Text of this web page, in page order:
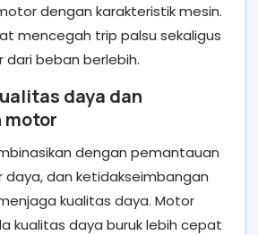
dengan karakteristik mesin.
mencegah trip palsu sekaligus
beban berlebih.
daya dan
motor
dengan pemantauan
daya, dan ketidakseimbangan
kualitas daya. Motor
kualitas daya buruk lebih cepat